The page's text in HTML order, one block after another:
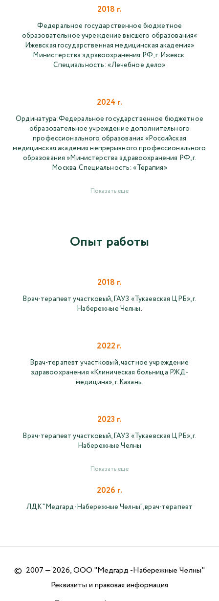
2018 г.
Федеральное государственное бюджетное
образовательное учреждение высшего образования«
Ижевская государственная медицинская академия»
Министерства здравоохранения РФ, г. Ижевск.
Специальность: «Лечебное дело»
2024 г.
Ординатура:Федеральное государственное бюджетное
образовательное учреждение дополнительного
профессионального образования «Российская
медицинская академия непрерывного профессионального
образования »Министерства здравоохранения РФ, г.
Москва. Специальность: «Терапия»
Показать еще
Опыт работы
2018 г.
Врач-терапевт участковый, ГАУЗ «Тукаевская ЦРБ», г.
Набережные Челны.
2022 г.
Врач-терапевт участковый, частное учреждение
здравоохранения «Клиническая больница РЖД-
медицина», г. Казань.
2023 г.
Врач-терапевт участковый, ГАУЗ «Тукаевская ЦРБ», г.
Набережные Челны
Показать еще
2026 г.
ЛДК "Медгард-Набережные Челны", врач-терапевт
© 2007 — 2026, ООО "Медгард -Набережные Челны"
Реквизиты и правовая информация